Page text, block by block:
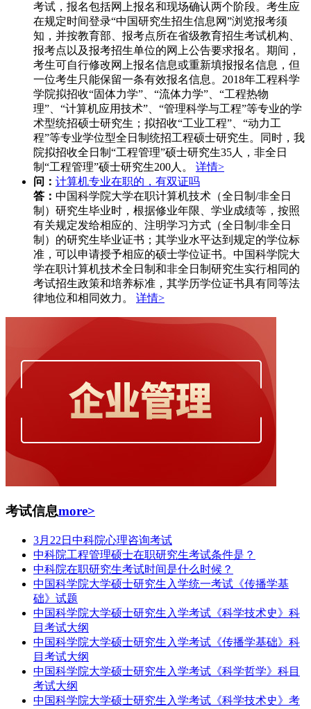
考试，报名包括网上报名和现场确认两个阶段。考生应
在规定时间登录“中国研究生招生信息网”浏览报考须
知，并按教育部、报考点所在省级教育招生考试机构、
报考点以及报考招生单位的网上公告要求报名。期间，
考生可自行修改网上报名信息或重新填报报名信息，但
一位考生只能保留一条有效报名信息。2018年工程科学
学院拟招收“固体力学”、“流体力学”、“工程热物
理”、“计算机应用技术”、“管理科学与工程”等专业的学
术型统招硕士研究生；拟招收“工业工程”、“动力工
程”等专业学位型全日制统招工程硕士研究生。同时，我
院拟招收全日制“工程管理”硕士研究生35人，非全日
制“工程管理”硕士研究生200人。 详情>
问： 计算机专业在职的，有双证吗
答： 中国科学院大学在职计算机技术（全日制/非全日
制）研究生毕业时，根据修业年限、学业成绩等，按照
有关规定发给相应的、注明学习方式（全日制/非全日
制）的研究生毕业证书；其学业水平达到规定的学位标
准，可以申请授予相应的硕士学位证书。中国科学院大
学在职计算机技术全日制和非全日制研究生实行相同的
考试招生政策和培养标准，其学历学位证书具有同等法
律地位和相同效力。 详情>
考试信息more>
3月22日中科院心理咨询考试
中科院工程管理硕士在职研究生考试条件是？
中科院在职研究生考试时间是什么时候？
中国科学院大学硕士研究生入学统一考试《传播学基
础》试题
中国科学院大学硕士研究生入学考试《科学技术史》科
目考试大纲
中国科学院大学硕士研究生入学考试《传播学基础》科
目考试大纲
中国科学院大学硕士研究生入学考试《科学哲学》科目
考试大纲
中国科学院大学硕士研究生入学考试《科学技术史》考